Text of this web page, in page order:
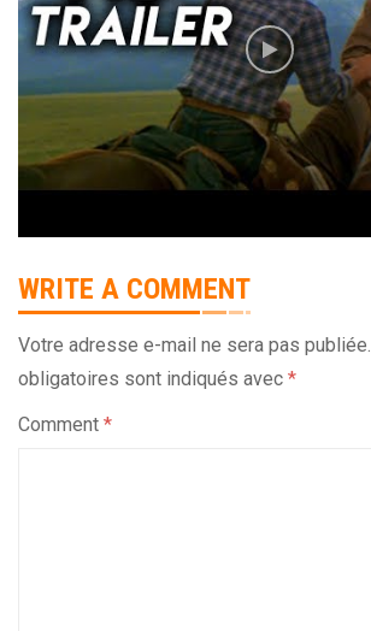
WRITE A COMMENT
Votre adresse e-mail ne sera pas publiée.
obligatoires sont indiqués avec *
Comment *